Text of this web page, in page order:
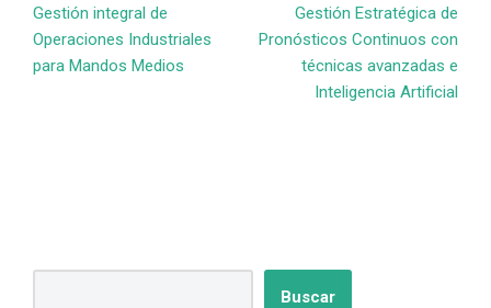
Gestión integral de
Operaciones Industriales
para Mandos Medios
Gestión Estratégica de
Pronósticos Continuos con
técnicas avanzadas e
Inteligencia Artificial
Buscar